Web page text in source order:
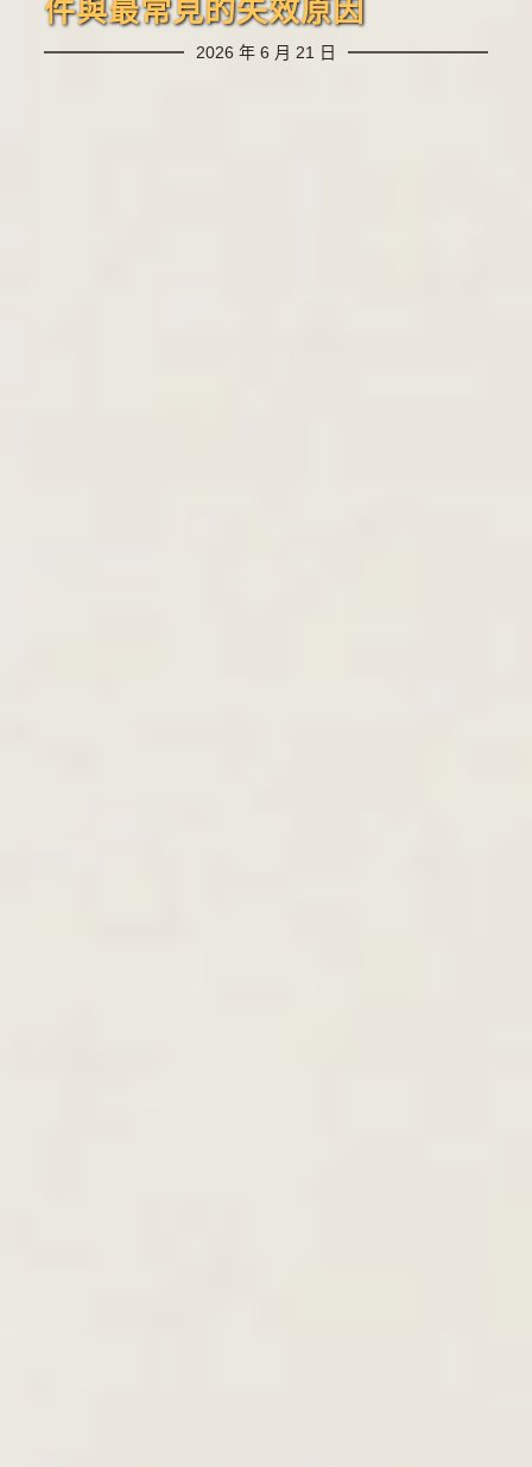
件與最常見的失效原因
2026 年 6 月 21 日